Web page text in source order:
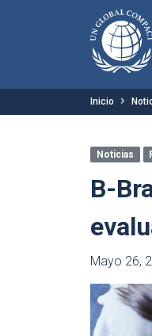
Inicio
Noticias
B-
Mayo 26,